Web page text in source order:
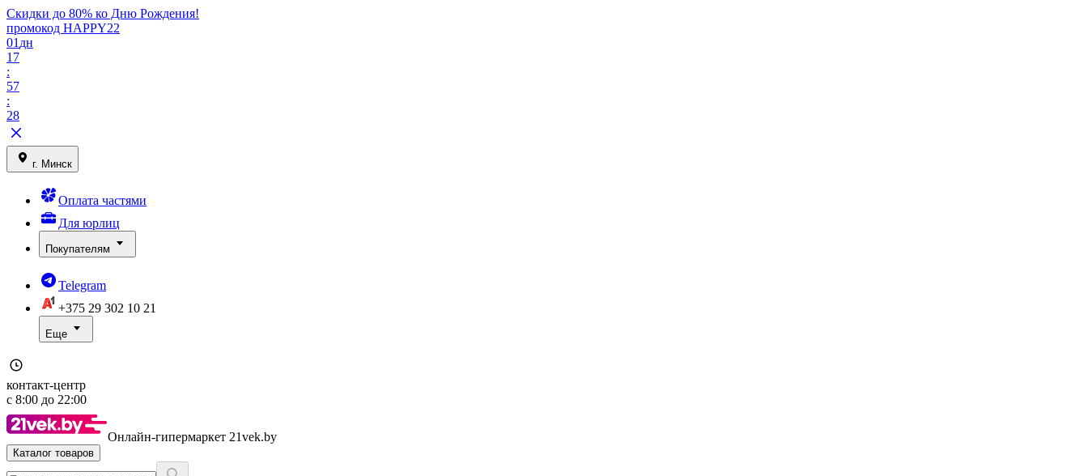
Скидки до 80% ко Дню Рождения!
промокод HAPPY22
01 дн
17
:
57
:
28
г. Минск
Оплата частями
Для юрлиц
Покупателям
Telegram
+375 29 302 10 21
Еще
контакт-центр
с 8:00 до 22:00
Онлайн-гипермаркет 21vek.by
Каталог товаров